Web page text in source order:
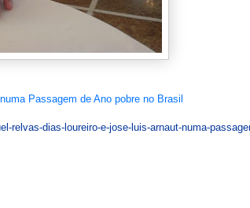
Passagem de Ano pobre no Brasil
relvas-dias-loureiro-e-jose-luis-arnaut-numa-